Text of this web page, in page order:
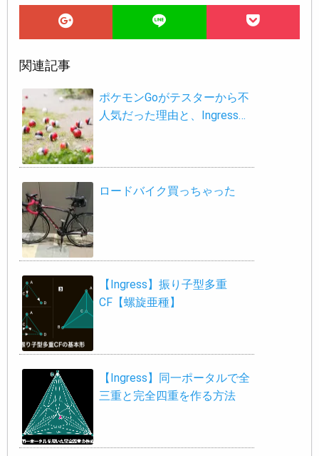
関連記事
ポケモンGoがテスターから不
人気だった理由と、Ingress…
ロードバイク買っちゃった
【Ingress】振り子型多重
CF【螺旋亜種】
【Ingress】同一ポータルで全
三重と完全四重を作る方法